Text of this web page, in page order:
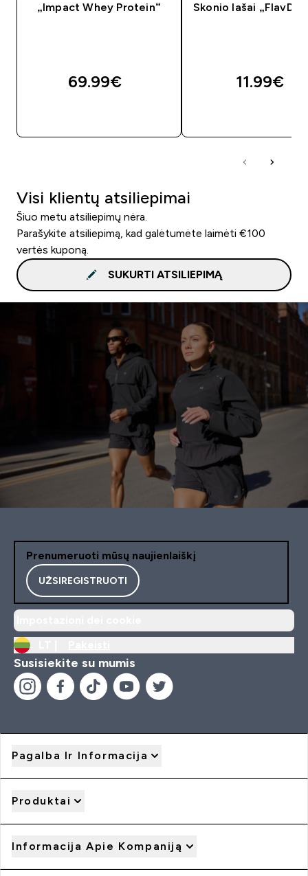
„Impact Whey Protein“
69.99€‎
Skonio lašai
11.99€‎
Visi klientų atsiliepimai
Šiuo metu atsiliepimų nėra.
Parašykite atsiliepimą, kad galėtumėte laimėti €100
vertės kuponą.
SUKURTI ATSILIEPIMĄ
Prenumeruoti mūsų naujienlaiškį
UŽSIREGISTRUOTI
Susisiekite su mumis
Pagalba Ir Informacija
Produktai
Informacija Apie Kompaniją